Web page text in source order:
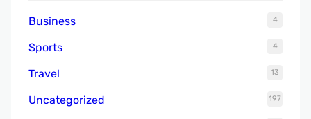
Business 4
Sports 4
Travel 13
Uncategorized 197